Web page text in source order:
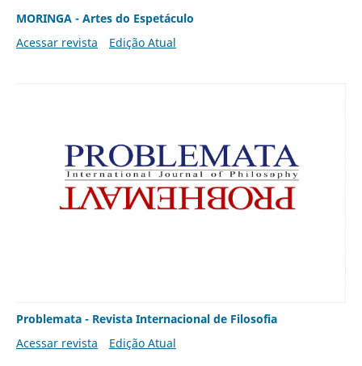
MORINGA - Artes do Espetáculo
Acessar revista
Edição Atual
Problemata - Revista Internacional de Filosofia
Acessar revista
Edição Atual